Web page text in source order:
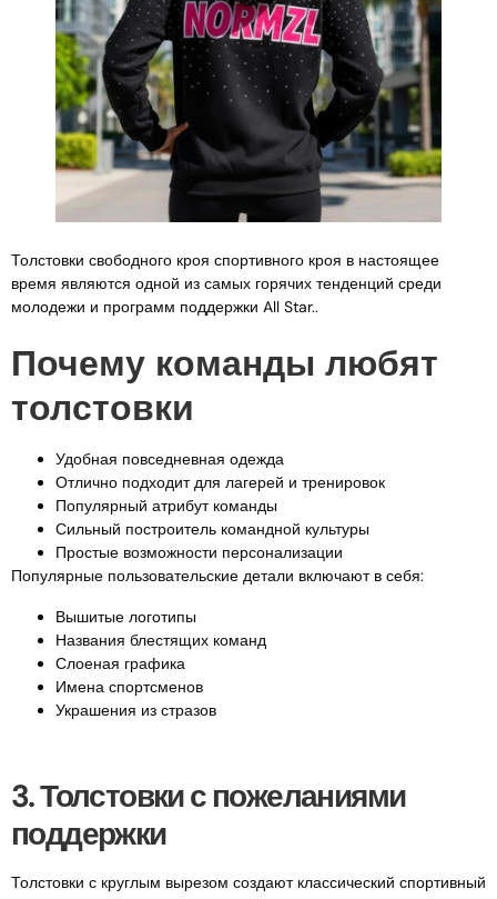
Толстовки свободного кроя спортивного кроя в настоящее
время являются одной из самых горячих тенденций среди
молодежи и программ поддержки All Star..
Почему команды любят
толстовки
Удобная повседневная одежда
Отлично подходит для лагерей и тренировок
Популярный атрибут команды
Сильный построитель командной культуры
Простые возможности персонализации
Популярные пользовательские детали включают в себя:
Вышитые логотипы
Названия блестящих команд
Слоеная графика
Имена спортсменов
Украшения из стразов
3. Толстовки с пожеланиями
поддержки
Толстовки с круглым вырезом создают классический спортивный